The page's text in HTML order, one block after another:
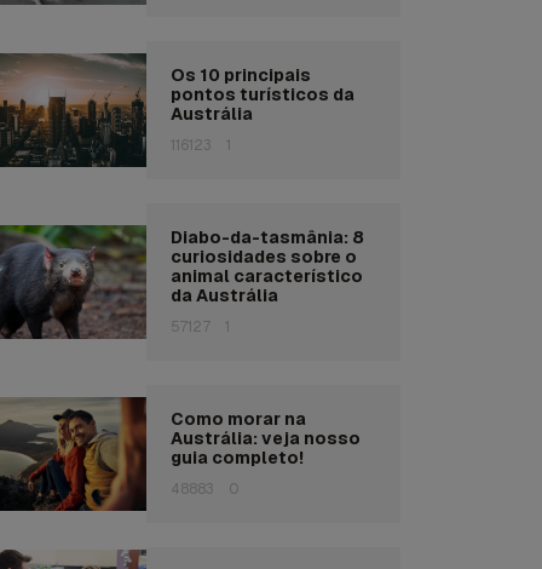
Os 10 principais
pontos turísticos da
Austrália
116123 1
Diabo-da-tasmânia: 8
curiosidades sobre o
animal característico
da Austrália
57127 1
Como morar na
Austrália: veja nosso
guia completo!
48883 0